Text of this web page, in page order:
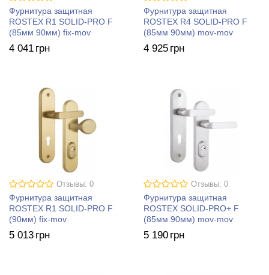
Фурнитура защитная
ROSTEX R1 SOLID-PRO F
(85мм 90мм) fix-mov
4 041 грн
Фурнитура защитная
ROSTEX R4 SOLID-PRO F
(85мм 90мм) mov-mov
4 925 грн
Отзывы: 0
Фурнитура защитная
ROSTEX R1 SOLID-PRO F
(90мм) fix-mov
5 013 грн
Отзывы: 0
Фурнитура защитная
ROSTEX SOLID-PRO+ F
(85мм 90мм) mov-mov
5 190 грн